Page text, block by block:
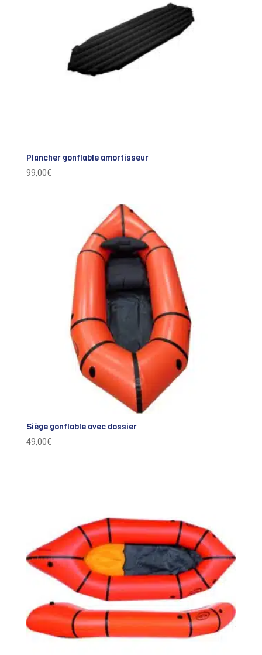
Plancher gonflable amortisseur
99,00€
Siège gonflable avec dossier
49,00€